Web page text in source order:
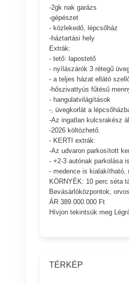
-2gk nak garázs
-gépészet
- közlekedő, lépcsőház
-háztartási hely
Extrák:
- tető: lapostető
- nyílászárók 3 rétegű
- a teljes házat ellátó
-hőszivattyús fűtésű
- hangulatvilágítások
-, üvegkorlát a
-Az ingatlan kulcsrakész
-2026 költözhető.
- KERTI extrák:
-Az udvaron parkosított
- +2-3 autónak parkolása
- medence is kialakítható,
KÖRNYÉK: 10 perc séta
Bevásárlóközpontok,
ÁR 389.000.000 Ft
Hívjon tekintsük meg
TÉRKÉP